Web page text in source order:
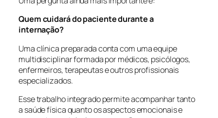
Quem cuidará do paciente durante a
internação?
Uma clínica preparada conta com uma equipe
multidisciplinar formada por médicos, psicólogos,
enfermeiros, terapeutas e outros profissionais
especializados.
Esse trabalho integrado permite acompanhar tanto
a saúde física quanto os aspectos emocionais e